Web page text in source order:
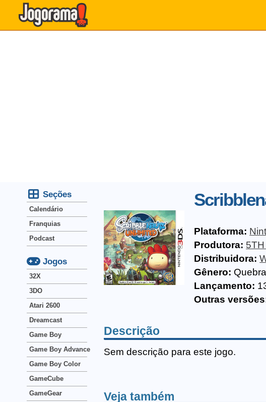
Plataforma:
Produtora: 5TH
Distribuidora:
Gênero:
Lançamento:
Outras
Descrição
Sem descrição para este jogo.
Veja também
Seções
Calendário
Franquias
Podcast
Jogos
32X
3DO
Atari 2600
Dreamcast
Game Boy
Game Boy Advance
Game Boy Color
GameCube
GameGear